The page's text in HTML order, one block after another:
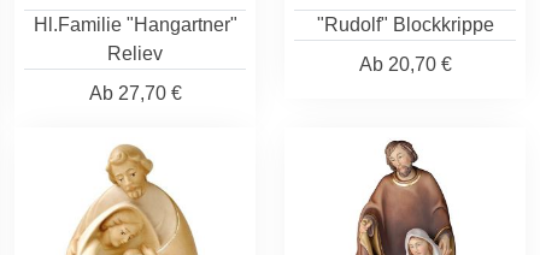
Hl.Familie "Hangartner"
Reliev
Ab27,70 €
"Rudolf" Blockkrippe
Ab20,70 €